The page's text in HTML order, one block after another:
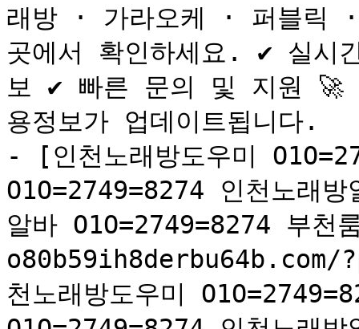
래방 · 가라오케 · 퍼블릭
곳에서 확인하세요. ✔ 실시
보 ✔ 빠른 문의 및 지원 🚀
용정보가 업데이트됩니다.
- [인천노래방도우미
O1O=2749=8274 인천노래
알바 O1O=2749=8274 부
o80b59ih8derbu64b.com/
천노래방도우미